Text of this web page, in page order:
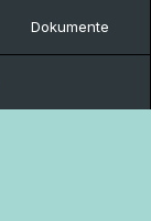
Dokumente